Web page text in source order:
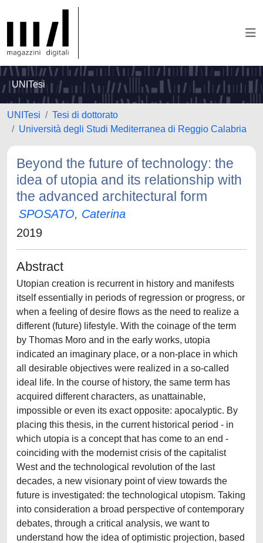
UNITesi
UNITesi
Tesi di dottorato
Università degli Studi Mediterranea di Reggio Calabria
Beyond the future of technology: the
idea of utopia and its relationship with
the advanced architectural form
SPOSATO, Caterina
2019
Abstract
Utopian creation is recurrent in history and manifests
itself essentially in periods of regression or progress, or
when a feeling of desire flows as the need to realize a
different (future) lifestyle. With the coinage of the term
by Thomas Moro and in the early works, utopia
indicated an imaginary place, or a non-place in which
all desirable objectives were realized in a so-called
ideal life. In the course of history, the same term has
acquired different characters, as unattainable,
impossible or even its exact opposite: apocalyptic. By
placing this thesis, in the current historical period - in
which utopia is a concept that has come to an end -
coinciding with the modernist crisis of the capitalist
West and the technological revolution of the last
decades, a new visionary point of view towards the
future is investigated: the technological utopism. Taking
into consideration a broad perspective of contemporary
debates, through a critical analysis, we want to
understand how the idea of optimistic projection, based